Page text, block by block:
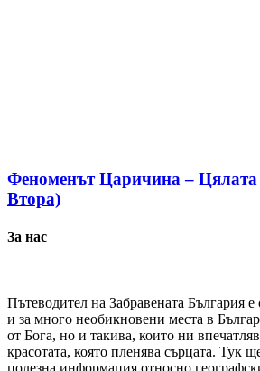
Феноменът Царичина – Цялата
Втора)
За нас
Пътеводител на Забравената България
и за много необикновени места в
от Бога, но и такива, които ни
красотата, която пленява сърцата. Тук
полезна информация относно